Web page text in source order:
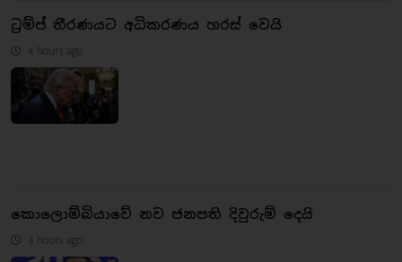
ට්‍රම්ප් තීරණයට අධිකරණය හරස් වෙයි
4 hours ago
කොලොම්බියාවේ නව ජනපති දිවුරුම් දෙයි
4 hours ago